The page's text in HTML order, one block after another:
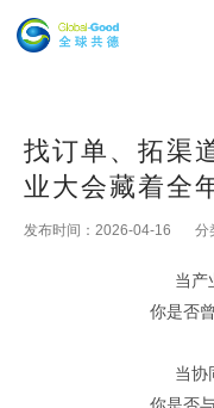
找订单、拓渠
业大会藏着全
发布时间：2026-04-16 分
当产
你是否
当协